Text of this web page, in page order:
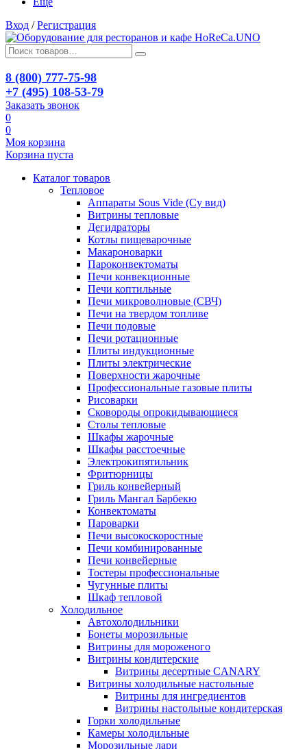
Вход / Регистрация
8 (800) 777-75-98
+7 (495) 108-53-79
Заказать звонок
0
0
Моя корзина
Корзина пуста
Каталог товаров
Тепловое
Аппараты Sous Vide (Су вид)
Витрины тепловые
Дегидраторы
Котлы пищеварочные
Макароноварки
Пароконвектоматы
Печи конвекционные
Печи коптильные
Печи микроволновые (СВЧ)
Печи на твердом топливе
Печи подовые
Печи ротационные
Плиты индукционные
Плиты электрические
Поверхности жарочные
Профессиональные газовые плиты
Рисоварки
Сковороды опрокидывающиеся
Столы тепловые
Шкафы жарочные
Шкафы расстоечные
Электрокипятильник
Фритюрницы
Гриль конвейерный
Гриль Мангал Барбекю
Конвектоматы
Пароварки
Печи высокоскоростные
Печи комбинированные
Печи конвейерные
Тостеры профессиональные
Чугунные плиты
Шкаф тепловой
Холодильное
Автохолодильники
Бонеты морозильные
Витрины для мороженого
Витрины кондитерские
Витрины десертные CANARY
Витрины холодильные настольные
Витрины для ингредиентов
Витрины настольные кондитерская
Горки холодильные
Камеры холодильные
Морозильные лари